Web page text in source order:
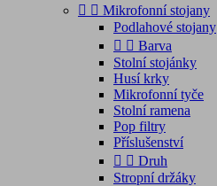
  Mikrofonní stojany
Podlahové stojany
  Barva
Stolní stojánky
Husí krky
Mikrofonní tyče
Stolní ramena
Pop filtry
Příslušenství
  Druh
Stropní držáky